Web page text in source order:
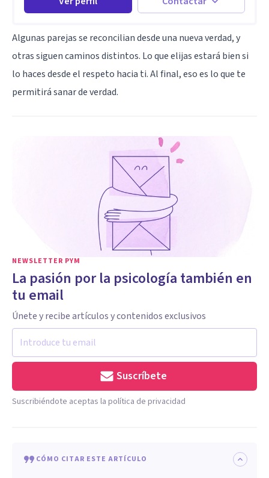
Algunas parejas se reconcilian desde una nueva verdad, y
otras siguen caminos distintos. Lo que elijas estará bien si
lo haces desde el respeto hacia ti. Al final, eso es lo que te
permitirá sanar de verdad.
NEWSLETTER PYM
La pasión por la psicología también en
tu email
Únete y recibe artículos y contenidos exclusivos
Suscríbete
Suscribiéndote aceptas la política de privacidad
CÓMO CITAR ESTE ARTÍCULO